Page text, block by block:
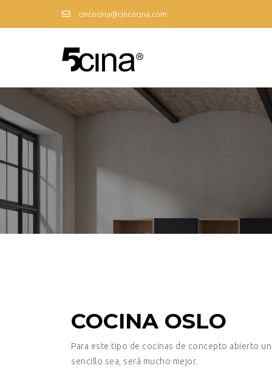
cincocina@cincocina.com
COCINA OSLO
Para este tipo de cocinas de concepto abierto
sencillo sea, será mucho mejor.